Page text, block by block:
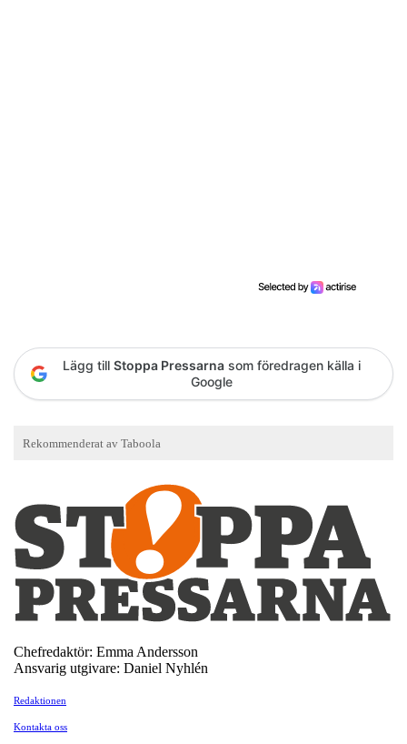
Lägg till Stoppa Pressarna som föredragen källa i
Google
Chefredaktör: Emma Andersson
Ansvarig utgivare: Daniel Nyhlén
Redaktionen
Kontakta oss